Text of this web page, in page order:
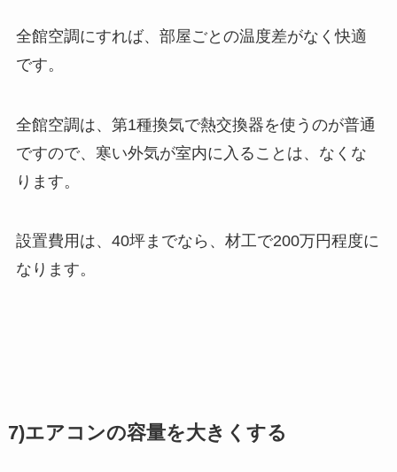
全館空調にすれば、部屋ごとの温度差がなく快適
です。
全館空調は、第1種換気で熱交換器を使うのが普通
ですので、寒い外気が室内に入ることは、なくな
ります。
設置費用は、40坪までなら、材工で200万円程度に
なります。
7)エアコンの容量を大きくする